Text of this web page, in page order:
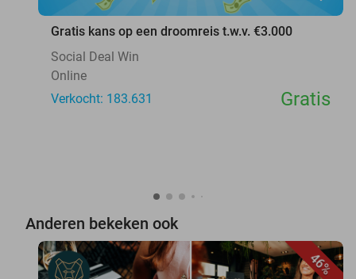
Gratis kans op een droomreis t.w.v. €3.000
Social Deal Win
Online
Verkocht: 183.631
Gratis
Anderen bekeken ook
46%